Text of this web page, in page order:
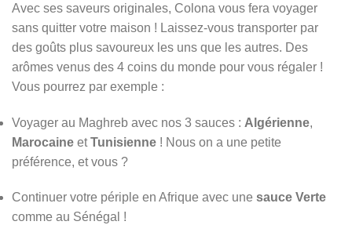
Avec ses saveurs originales, Colona vous fera voyager
sans quitter votre maison ! Laissez-vous transporter par
des goûts plus savoureux les uns que les autres. Des
arômes venus des 4 coins du monde pour vous régaler !
Vous pourrez par exemple :
Voyager au Maghreb avec nos 3 sauces : Algérienne,
Marocaine etTunisienne ! Nous on a une petite
préférence, et vous ?
Continuer votre périple en Afrique avec une sauce Verte
comme au Sénégal !